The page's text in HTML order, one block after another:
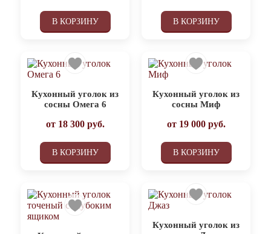
В КОРЗИНУ В КОРЗИНУ
Кухонный уголок из
сосны Омега 6
от 18 300руб.
В КОРЗИНУ
Кухонный уголок из
сосны Миф
от 19 000руб.
В КОРЗИНУ
Кухонный уголок из